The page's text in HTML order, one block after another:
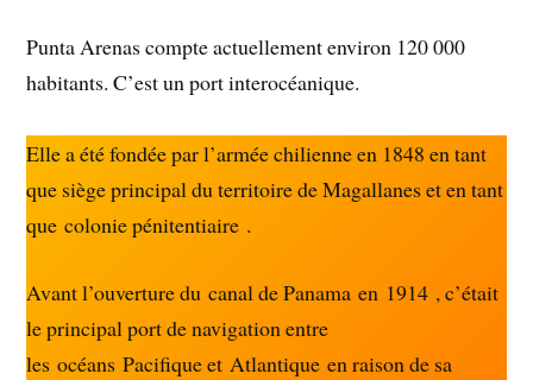
Punta Arenas compte actuellement environ 120 000
habitants. C’est un port interocéanique.
Elle a été fondée par l’armée chilienne en 1848 en tant
que siège principal du territoire de Magallanes et en tant
que colonie pénitentiaire .
Avant l’ouverture du canal de Panama en 1914 , c’était
le principal port de navigation entre
les océans Pacifique et Atlantique en raison de sa